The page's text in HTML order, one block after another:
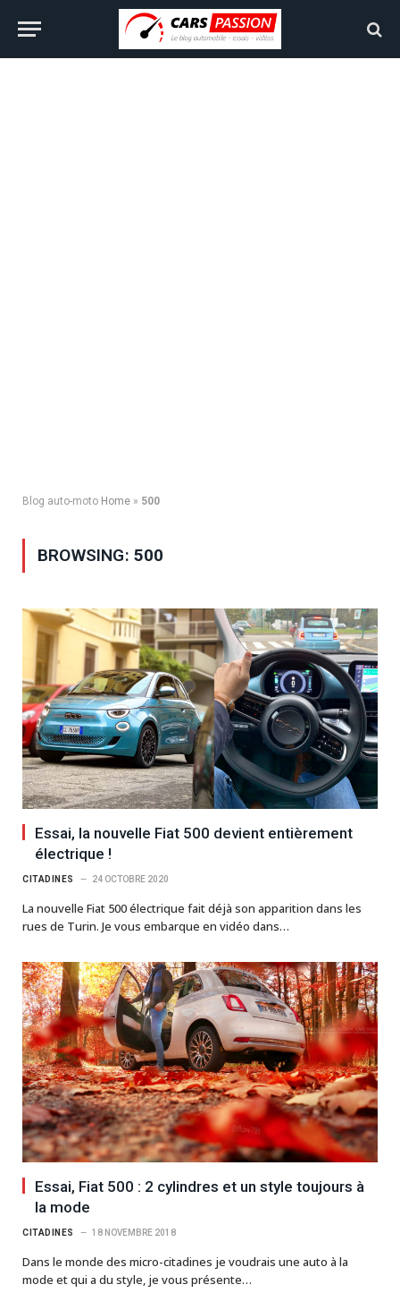
Blog auto-moto Home » 500
BROWSING: 500
Essai, la nouvelle Fiat 500 devient entièrement
électrique !
CITADINES 24 OCTOBRE 2020
La nouvelle Fiat 500 électrique fait déjà son apparition dans les
rues de Turin. Je vous embarque en vidéo dans…
Essai, Fiat 500 : 2 cylindres et un style toujours à
la mode
CITADINES 18 NOVEMBRE 2018
Dans le monde des micro-citadines je voudrais une auto à la
mode et qui a du style, je vous présente…